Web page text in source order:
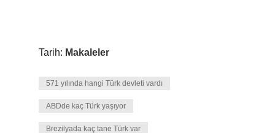
Tarih: Makaleler
571 yılında hangi Türk devleti vardı
ABDde kaç Türk yaşıyor
Brezilyada kaç tane Türk var